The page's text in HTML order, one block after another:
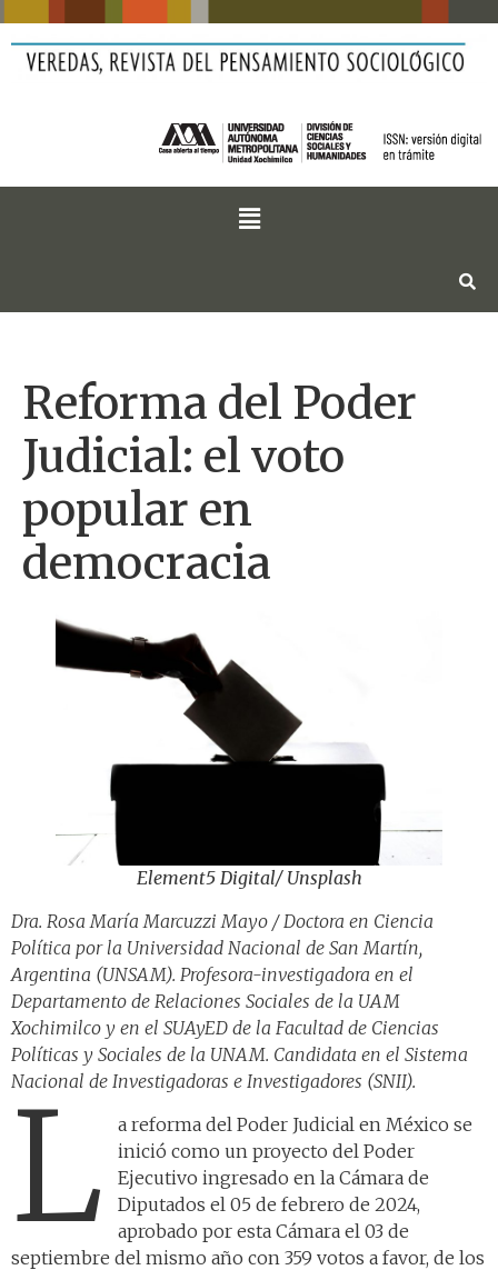
Reforma del Poder
Judicial: el voto
popular en
democracia
Element5 Digital/ Unsplash
Dra. Rosa María Marcuzzi Mayo / Doctora en Ciencia
Política por la Universidad Nacional de San Martín,
Argentina (UNSAM). Profesora-investigadora en el
Departamento de Relaciones Sociales de la UAM
Xochimilco y en el SUAyED de la Facultad de Ciencias
Políticas y Sociales de la UNAM. Candidata en el Sistema
Nacional de Investigadoras e Investigadores (SNII).
L
a reforma del Poder Judicial en México se
inició como un proyecto del Poder
Ejecutivo ingresado en la Cámara de
Diputados el 05 de febrero de 2024,
aprobado por esta Cámara el 03 de
septiembre del mismo año con 359 votos a favor, de los